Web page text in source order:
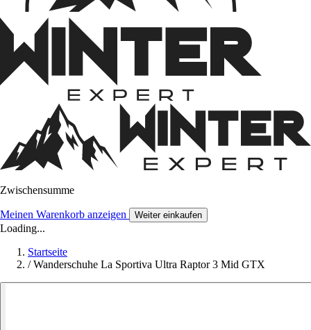
Zwischensumme
Meinen Warenkorb anzeigen Weiter einkaufen
Loading...
Startseite
/ Wanderschuhe La Sportiva Ultra Raptor 3 Mid GTX